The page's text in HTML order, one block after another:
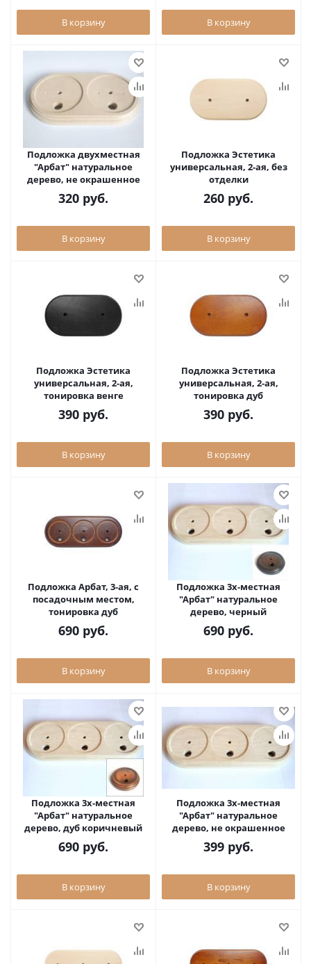
В корзину В корзину
Подложка двухместная
"Арбат" натуральное
дерево, не окрашенное
320 руб.
В корзину
Подложка Эстетика
универсальная, 2-ая, без
отделки
260 руб.
В корзину
Подложка Эстетика
универсальная, 2-ая,
тонировка венге
390 руб.
В корзину
Подложка Эстетика
универсальная, 2-ая,
тонировка дуб
390 руб.
В корзину
Подложка Арбат, 3-ая, с
посадочным местом,
тонировка дуб
690 руб.
В корзину
Подложка 3х-местная
"Арбат" натуральное
дерево, черный
690 руб.
В корзину
Подложка 3х-местная
"Арбат" натуральное
дерево, дуб коричневый
690 руб.
В корзину
Подложка 3х-местная
"Арбат" натуральное
дерево, не окрашенное
399 руб.
В корзину